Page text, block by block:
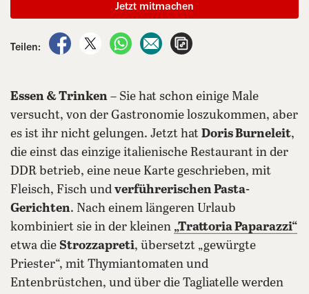
Teilen:
auf Facebook teilen
auf X teilenper WhatsApp teilen
per E-Mail teilen
Jetzt mitmachen
Essen & Trinken – Sie hat schon einige Male
versucht, von der Gastronomie loszukommen, aber
es ist ihr nicht gelungen. Jetzt hat Doris Burneleit,
die einst das einzige italienische Restaurant in der
DDR betrieb, eine neue Karte geschrieben, mit
Fleisch, Fisch und verführerischen Pasta-
Gerichten. Nach einem längeren Urlaub
kombiniert sie in der kleinen „Trattoria Paparazzi“
etwa die Strozzapreti, übersetzt „gewürgte
Priester“, mit Thymiantomaten und
Entenbrüstchen, und über die Tagliatelle werden